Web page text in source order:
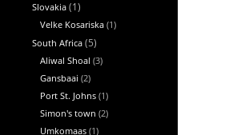
Slovakia (1)
Velke Kosariska (1)
South Africa (5)
Aliwal Shoal (3)
Gansbaai (2)
Port St. Johns (1)
Simon's town (2)
Umkomaas (1)